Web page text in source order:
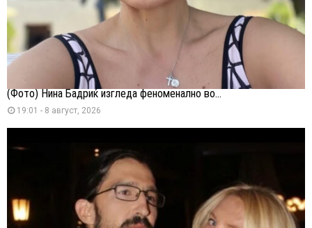
(Фото) Нина Бадриќ изгледа феноменално во...
19:01 - 8 август, 2026